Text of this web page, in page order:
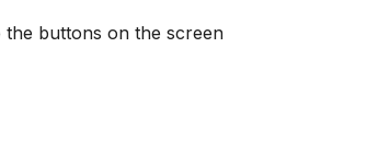
the buttons on the screen